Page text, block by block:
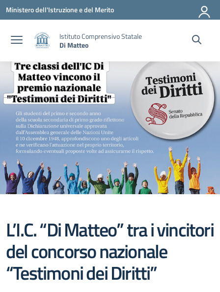
Vai ai contenuti
Vai al menu di navigazione
Vai al footer
Ministero dell'Istruzione e del Merito
Istituto Comprensivo Statale
Di Matteo
L’I.C. “Di Matteo” tra i vincitori
del concorso nazionale
“Testimoni dei Diritti”